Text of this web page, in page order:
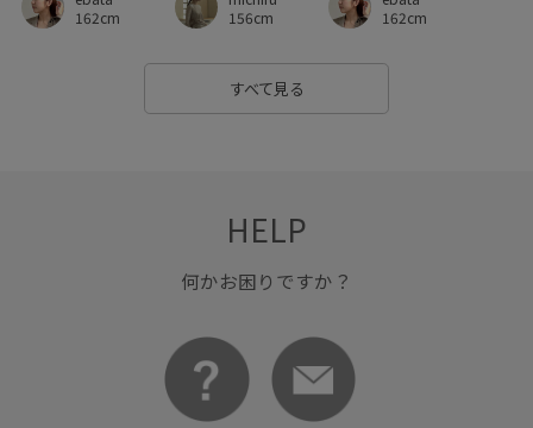
162cm
156cm
162cm
すべて見る
HELP
何かお困りですか？